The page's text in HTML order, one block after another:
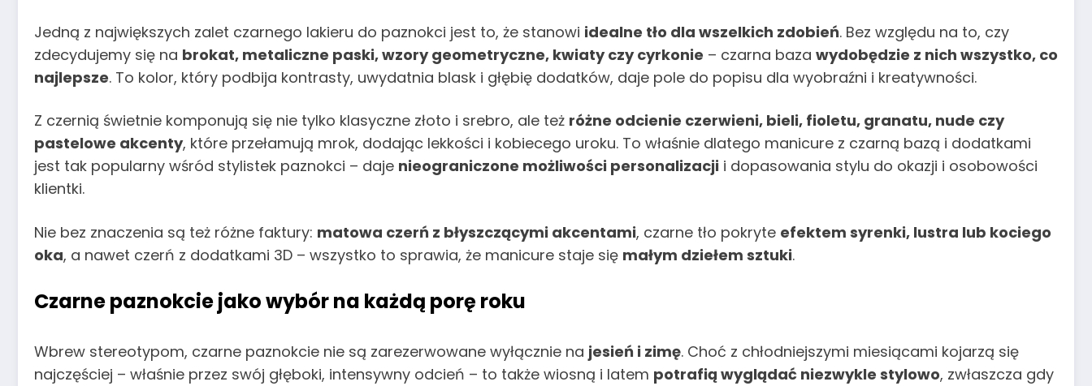
Jedną z największych zalet czarnego lakieru do paznokci jest to, że stanowi idealne tło dla wszelkich zdobień. Bez względu na to, czy
zdecydujemy się na brokat, metaliczne paski, wzory geometryczne, kwiaty czy cyrkonie – czarna baza wydobędzie z nich wszystko, co
najlepsze. To kolor, który podbija kontrasty, uwydatnia blask i głębię dodatków, daje pole do popisu dla wyobraźni i kreatywności.
Z czernią świetnie komponują się nie tylko klasyczne złoto i srebro, ale też różne odcienie czerwieni, bieli, fioletu, granatu, nude czy
pastelowe akcenty, które przełamują mrok, dodając lekkości i kobiecego uroku. To właśnie dlatego manicure z czarną bazą i dodatkami
jest tak popularny wśród stylistek paznokci – daje nieograniczone możliwości personalizacji i dopasowania stylu do okazji i osobowości
klientki.
Nie bez znaczenia są też różne faktury: matowa czerń z błyszczącymi akcentami, czarne tło pokryte efektem syrenki, lustra lub kociego
oka, a nawet czerń z dodatkami 3D – wszystko to sprawia, że manicure staje się małym dziełem sztuki.
Czarne paznokcie jako wybór na każdą porę roku
Wbrew stereotypom, czarne paznokcie nie są zarezerwowane wyłącznie na jesień i zimę. Choć z chłodniejszymi miesiącami kojarzą się
najczęściej – właśnie przez swój głęboki, intensywny odcień – to także wiosną i latem potrafią wyglądać niezwykle stylowo, zwłaszcza gdy